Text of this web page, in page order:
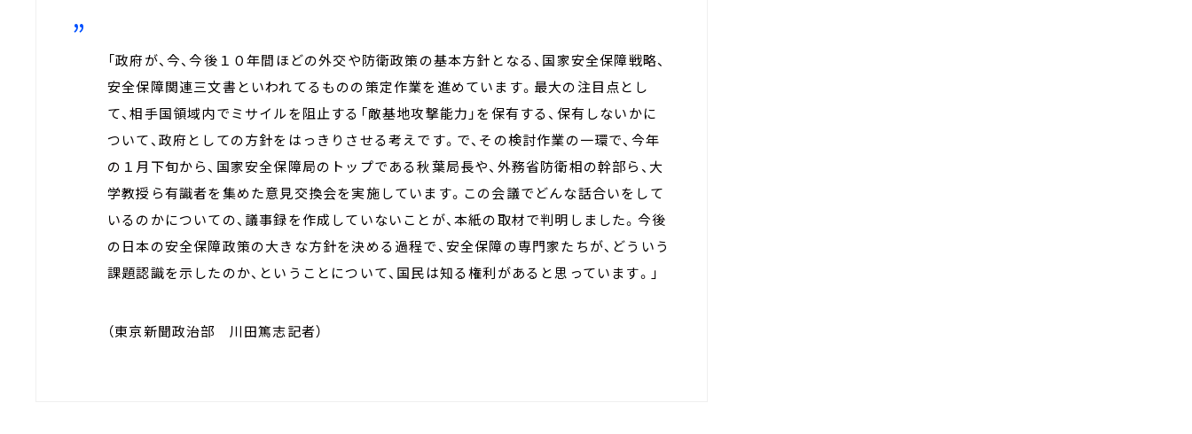
「政府が、今、今後１０年間ほどの外交や防衛政策の基本方針となる、国家安全保障戦略、
安全保障関連三文書といわれてるものの策定作業を進めています。最大の注目点とし
て、相手国領域内でミサイルを阻止する「敵基地攻撃能力」を保有する、保有しないかに
ついて、政府としての方針をはっきりさせる考えです。で、その検討作業の一環で、今年
の１月下旬から、国家安全保障局のトップである秋葉局長や、外務省防衛相の幹部ら、大
学教授ら有識者を集めた意見交換会を実施しています。この会議でどんな話合いをして
いるのかについての、議事録を作成していないことが、本紙の取材で判明しました。今後
の日本の安全保障政策の大きな方針を決める過程で、安全保障の専門家たちが、どういう
課題認識を示したのか、ということについて、国民は知る権利があると思っています。」
（東京新聞政治部 川田篤志記者）